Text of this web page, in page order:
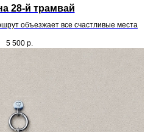
28-й трамвай
объезжает все счастливые места
5 500 р.